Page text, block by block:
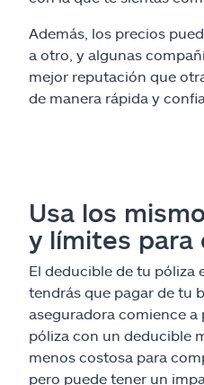
Además, los precios
a otro, y algunas
mejor reputación que
de manera rápida y
Usa los
y límites para
El deducible de tu póliza
tendrás que pagar de tu
aseguradora comience a
póliza con un deducible
menos costosa para
pero puede tener un